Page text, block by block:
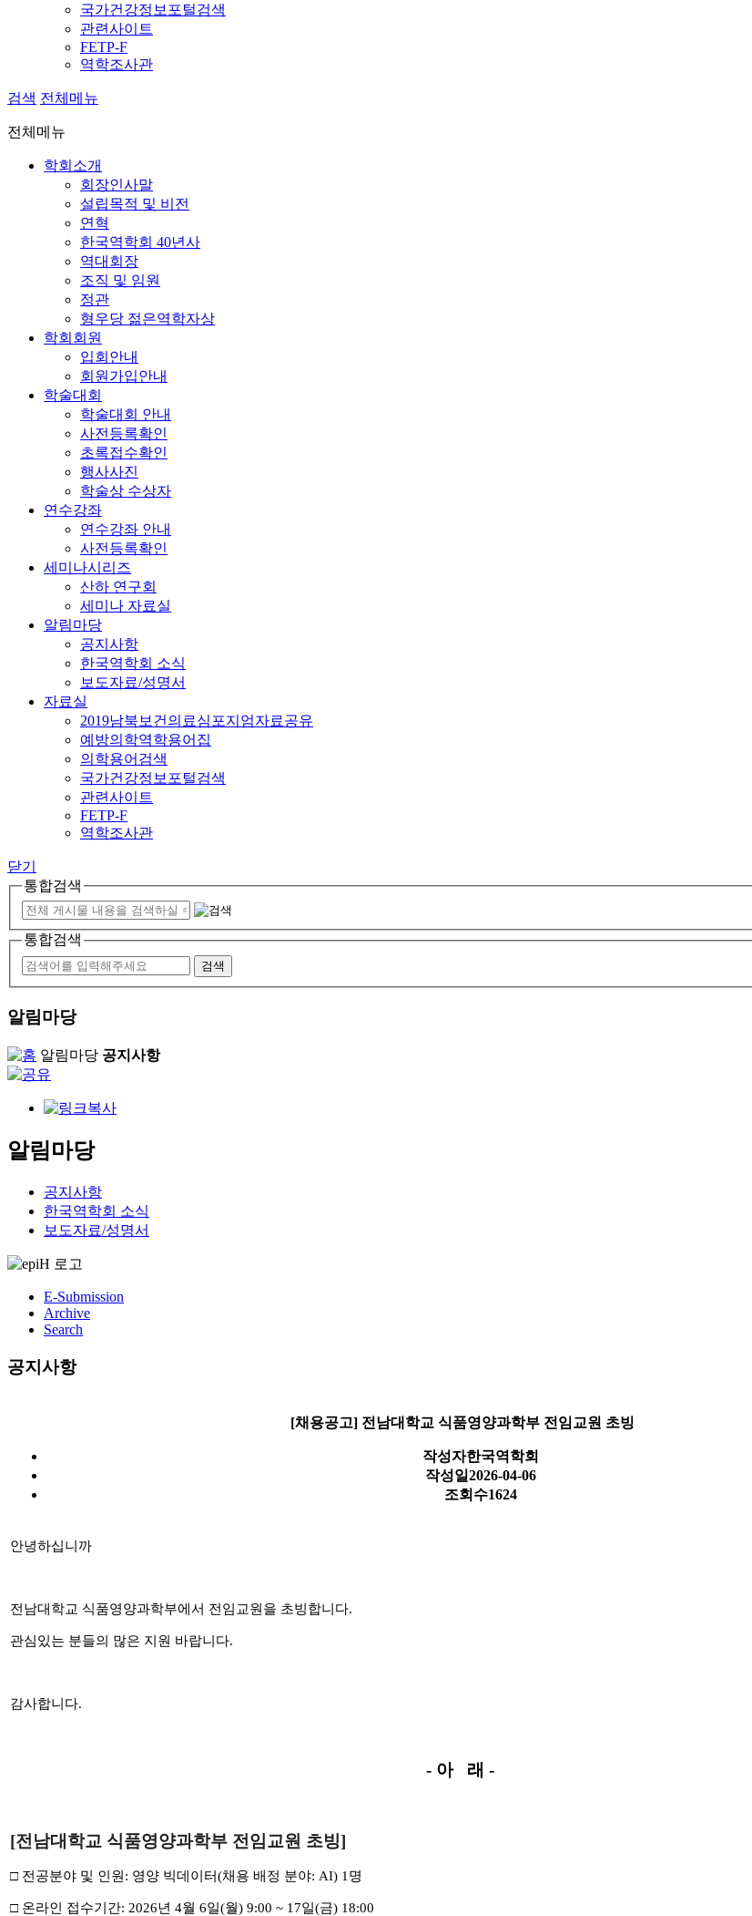
국가건강정보포털검색
관련사이트
FETP-F
역학조사관
검색 전체메뉴
전체메뉴
학회소개
회장인사말
설립목적 및 비전
연혁
한국역학회 40년사
역대회장
조직 및 임원
정관
형우당 젊은역학자상
학회회원
입회안내
회원가입안내
학술대회
학술대회 안내
사전등록확인
초록접수확인
행사사진
학술상 수상자
연수강좌
연수강좌 안내
사전등록확인
세미나시리즈
산하 연구회
세미나 자료실
알림마당
공지사항
한국역학회 소식
보도자료/성명서
자료실
2019남북보건의료심포지엄자료공유
예방의학역학용어집
의학용어검색
국가건강정보포털검색
관련사이트
FETP-F
역학조사관
닫기
통합검색
통합검색
알림마당
알림마당 공지사항
알림마당
공지사항
한국역학회 소식
보도자료/성명서
E-Submission
Archive
Search
공지사항
[채용공고] 전남대학교 식품영양과학부 전임교원 초빙
작성자한국역학회
작성일2026-04-06
조회수1624
안녕하십니까
전남대학교 식품영양과학부에서 전임교원을 초빙합니다.
관심있는 분들의 많은 지원 바랍니다.
감사합니다.
- 아 래 -
[전남대학교 식품영양과학부 전임교원 초빙]
□ 전공분야 및 인원: 영양 빅데이터(채용 배정 분야: AI) 1명
□ 온라인 접수기간: 2026년 4월 6일(월) 9:00 ~ 17일(금) 18:00